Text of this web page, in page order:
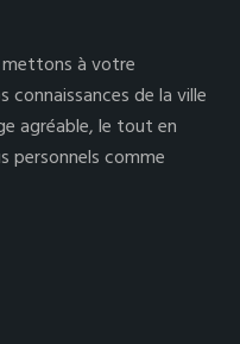
à votre
de la ville
agréable, le tout en
personnels comme